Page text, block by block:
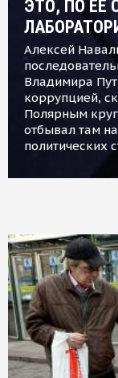
ЭТО, ПО ЕЕ
Алексей
Владимира
коррупцией,
Полярным
отбывал там
политических